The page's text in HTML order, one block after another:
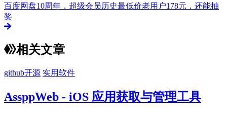
百度网盘10周年，超级会员历史最低价老用户178元，还能抽
奖
相关文章
github开源 实用软件
AssppWeb - iOS 应用获取与管理工具